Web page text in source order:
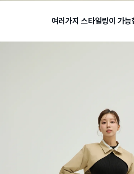
여러가지 스타일링이 가능